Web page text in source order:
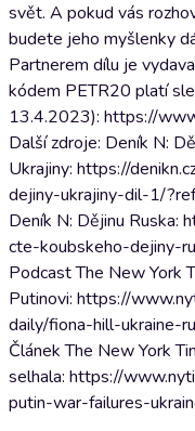
svět. A pokud vás
budete jeho myšlenky
Partnerem dílu je
kódem PETR20 platí
13.4.2023): https://
Další zdroje: Deník N:
Ukrajiny: https://
dejiny-ukrajiny-dil-1/
Deník N: Dějinu Ruska:
cte-koubskeho-dejiny-
Podcast The New York
Putinovi: https://
daily/fiona-hill-ukraine-
Článek The New York
selhala: https://
putin-war-failures-